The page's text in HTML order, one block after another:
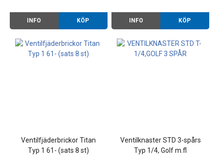
INFO KÖP INFO KÖP
Ventilfjäderbrickor Titan
Typ 1 61- (sats 8 st)
Ventilknaster STD 3-spårs
Typ 1/4, Golf m.fl